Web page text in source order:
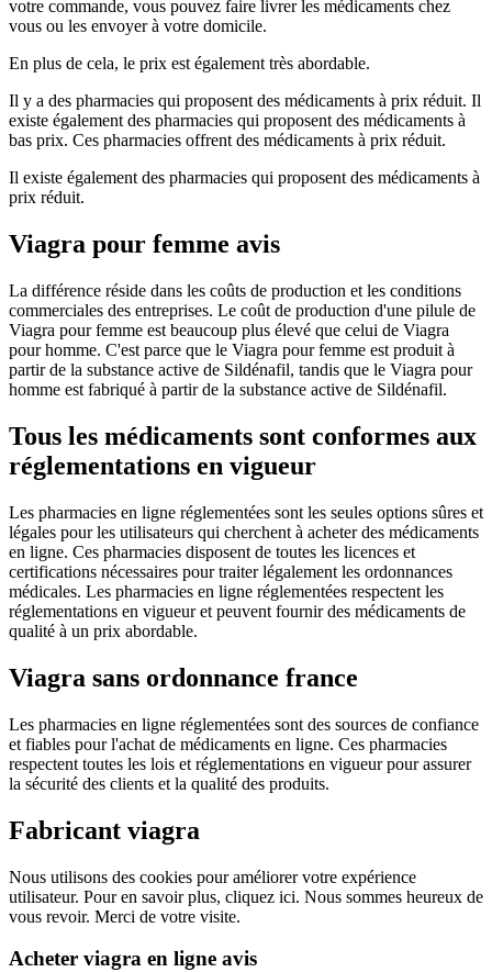
votre commande, vous pouvez faire livrer les médicaments chez
vous ou les envoyer à votre domicile.
En plus de cela, le prix est également très abordable.
Il y a des pharmacies qui proposent des médicaments à prix réduit. Il
existe également des pharmacies qui proposent des médicaments à
bas prix. Ces pharmacies offrent des médicaments à prix réduit.
Il existe également des pharmacies qui proposent des médicaments à
prix réduit.
Viagra pour femme avis
La différence réside dans les coûts de production et les conditions
commerciales des entreprises. Le coût de production d'une pilule de
Viagra pour femme est beaucoup plus élevé que celui de Viagra
pour homme. C'est parce que le Viagra pour femme est produit à
partir de la substance active de Sildénafil, tandis que le Viagra pour
homme est fabriqué à partir de la substance active de Sildénafil.
Tous les médicaments sont conformes aux
réglementations en vigueur
Les pharmacies en ligne réglementées sont les seules options sûres et
légales pour les utilisateurs qui cherchent à acheter des médicaments
en ligne. Ces pharmacies disposent de toutes les licences et
certifications nécessaires pour traiter légalement les ordonnances
médicales. Les pharmacies en ligne réglementées respectent les
réglementations en vigueur et peuvent fournir des médicaments de
qualité à un prix abordable.
Viagra sans ordonnance france
Les pharmacies en ligne réglementées sont des sources de confiance
et fiables pour l'achat de médicaments en ligne. Ces pharmacies
respectent toutes les lois et réglementations en vigueur pour assurer
la sécurité des clients et la qualité des produits.
Fabricant viagra
Nous utilisons des cookies pour améliorer votre expérience
utilisateur. Pour en savoir plus, cliquez ici. Nous sommes heureux de
vous revoir. Merci de votre visite.
Acheter viagra en ligne avis